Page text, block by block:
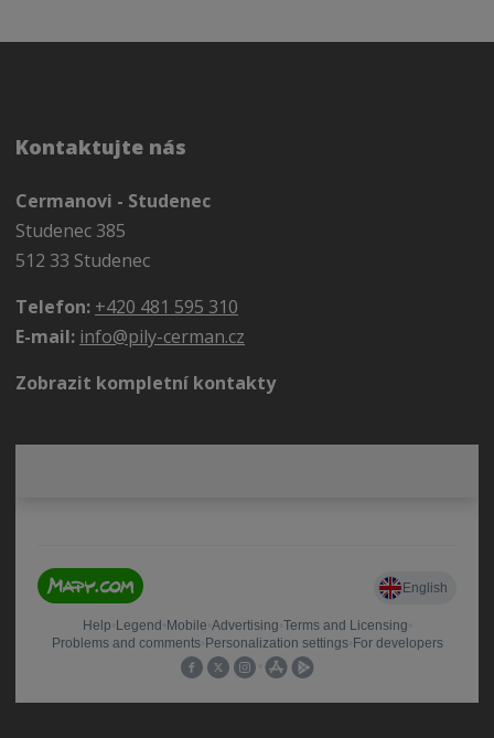
Kontaktujte nás
Cermanovi - Studenec
Studenec 385
512 33 Studenec
Telefon: +420 481 595 310
E-mail: info@pily-cerman.cz
Zobrazit kompletní kontakty